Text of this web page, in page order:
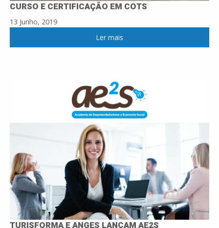
CURSO E CERTIFICAÇÃO EM COTS
13 Junho, 2019
Ler mais
TURISFORMA E ANGES LANÇAM AE2S